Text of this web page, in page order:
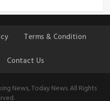
Terms & Condition
Contact Us
News, Today News. All Rights